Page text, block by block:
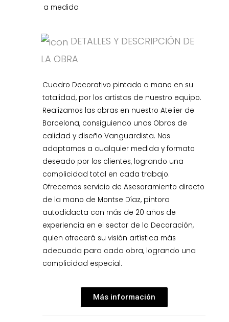
a medida
DETALLES Y DESCRIPCIÓN DE
LA OBRA
Cuadro Decorativo pintado a mano en su
totalidad, por los artistas de nuestro equipo.
Realizamos las obras en nuestro Atelier de
Barcelona, consiguiendo unas Obras de
calidad y diseño Vanguardista. Nos
adaptamos a cualquier medida y formato
deseado por los clientes, logrando una
complicidad total en cada trabajo.
Ofrecemos servicio de Asesoramiento directo
de la mano de Montse Díaz, pintora
autodidacta con más de 20 años de
experiencia en el sector de la Decoración,
quien ofrecerá su visión artística más
adecuada para cada obra, logrando una
complicidad especial.
Más información